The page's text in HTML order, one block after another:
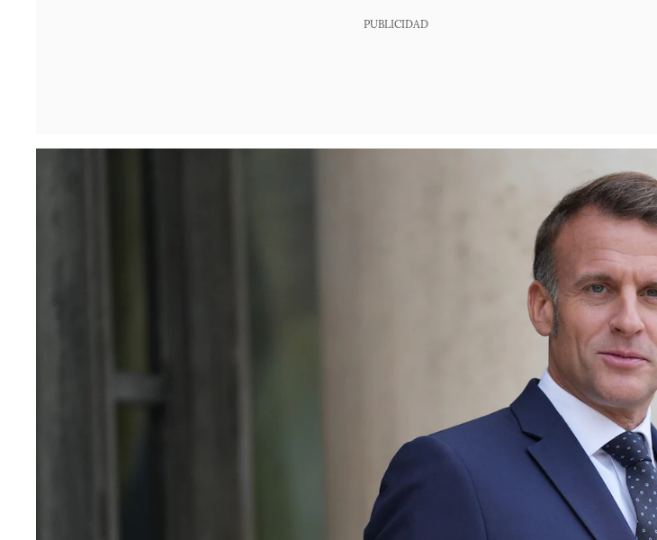
PUBLICIDAD